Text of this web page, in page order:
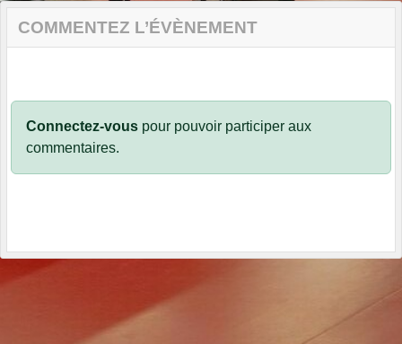
COMMENTEZ L’ÉVÈNEMENT
Connectez-vous pour pouvoir participer aux
commentaires.